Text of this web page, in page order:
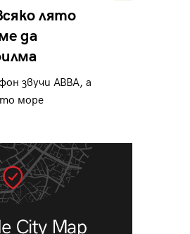
лято
да
звучи ABBA, а
море